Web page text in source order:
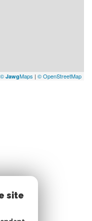
© JawgMaps | © OpenStreetMap
site